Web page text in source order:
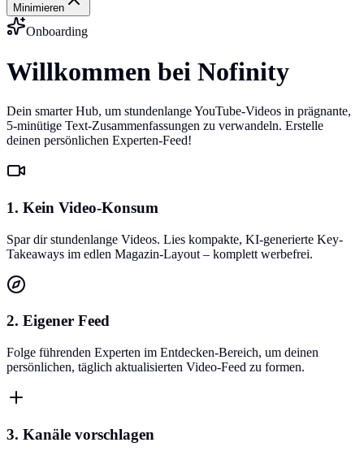
Minimieren
Onboarding
Willkommen bei Nofinity
Dein smarter Hub, um stundenlange YouTube-Videos in prägnante,
5-minütige Text-Zusammenfassungen zu verwandeln. Erstelle
deinen persönlichen Experten-Feed!
1. Kein Video-Konsum
Spar dir stundenlange Videos. Lies kompakte, KI-generierte Key-
Takeaways im edlen Magazin-Layout – komplett werbefrei.
2. Eigener Feed
Folge führenden Experten im Entdecken-Bereich, um deinen
persönlichen, täglich aktualisierten Video-Feed zu formen.
3. Kanäle vorschlagen